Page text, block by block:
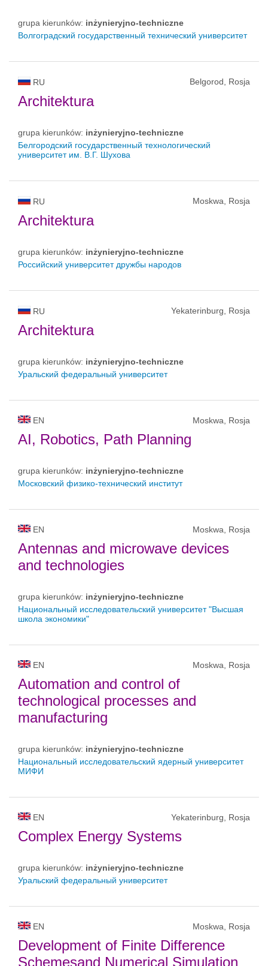
grupa kierunków: inżynieryjno-techniczne
Волгоградский государственный технический университет
RU Belgorod, Rosja
Architektura
grupa kierunków: inżynieryjno-techniczne
Белгородский государственный технологический
университет им. В.Г. Шухова
RU Moskwa, Rosja
Architektura
grupa kierunków: inżynieryjno-techniczne
Российский университет дружбы народов
RU Yekaterinburg, Rosja
Architektura
grupa kierunków: inżynieryjno-techniczne
Уральский федеральный университет
EN Moskwa, Rosja
AI, Robotics, Path Planning
grupa kierunków: inżynieryjno-techniczne
Московский физико-технический институт
EN Moskwa, Rosja
Antennas and microwave devices
and technologies
grupa kierunków: inżynieryjno-techniczne
Национальный исследовательский университет "Высшая
школа экономики"
EN Moskwa, Rosja
Automation and control of
technological processes and
manufacturing
grupa kierunków: inżynieryjno-techniczne
Национальный исследовательский ядерный университет
МИФИ
EN Yekaterinburg, Rosja
Complex Energy Systems
grupa kierunków: inżynieryjno-techniczne
Уральский федеральный университет
EN Moskwa, Rosja
Development of Finite Difference
Schemesand Numerical Simulation